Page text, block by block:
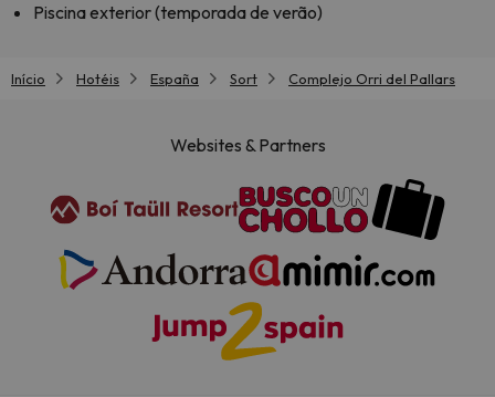
Piscina exterior (temporada de verão)
Início Hotéis España Sort Complejo Orri del Pallars
Websites & Partners